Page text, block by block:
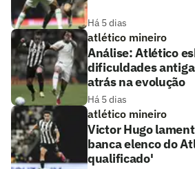
Há 5 dias
atlético mineiro
Análise: Atlético
dificuldades
atrás na evolução
Há 5 dias
atlético mineiro
Victor Hugo
banca elenco do
qualificado'